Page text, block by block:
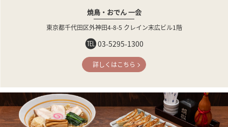
焼鳥・おでん 一会
東京都千代田区外神田4-8-5 クレイン末広ビル1階
03-5295-1300
詳しくはこちら